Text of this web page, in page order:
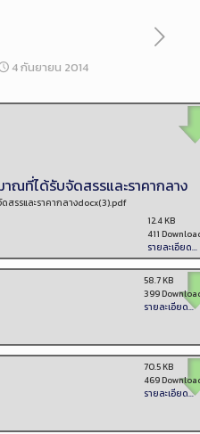
4 กันยายน 2014
าณที่ได้รับจัดสรรและราคากลาง
ดสรรและราคากลางdocx(3).pdf
12.4 KB
411
รายละเอียด...
58.7 KB
399
รายละเอียด...
70.5 KB
469
รายละเอียด...